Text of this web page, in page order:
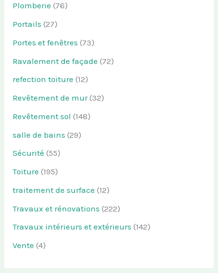
Plomberie (76)
Portails (27)
Portes et fenêtres (73)
Ravalement de façade (72)
refection toiture (12)
Revêtement de mur(32)
Revêtement sol (148)
salle de bains (29)
Sécurité (55)
Toiture (195)
traitement de surface (12)
Travaux et rénovations (222)
Travaux intérieurs et extérieurs (142)
Vente (4)